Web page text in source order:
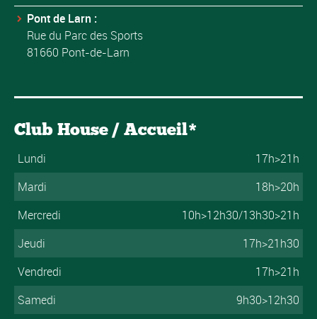
Pont de Larn :
Rue du Parc des Sports
81660 Pont-de-Larn
Club House / Accueil*
Lundi
17h>21h
Mardi
18h>20h
Mercredi
10h>12h30/13h30>21h
Jeudi
17h>21h30
Vendredi
17h>21h
Samedi
9h30>12h30